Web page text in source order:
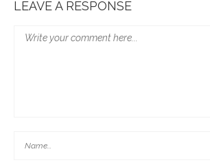
LEAVE A RESPONSE